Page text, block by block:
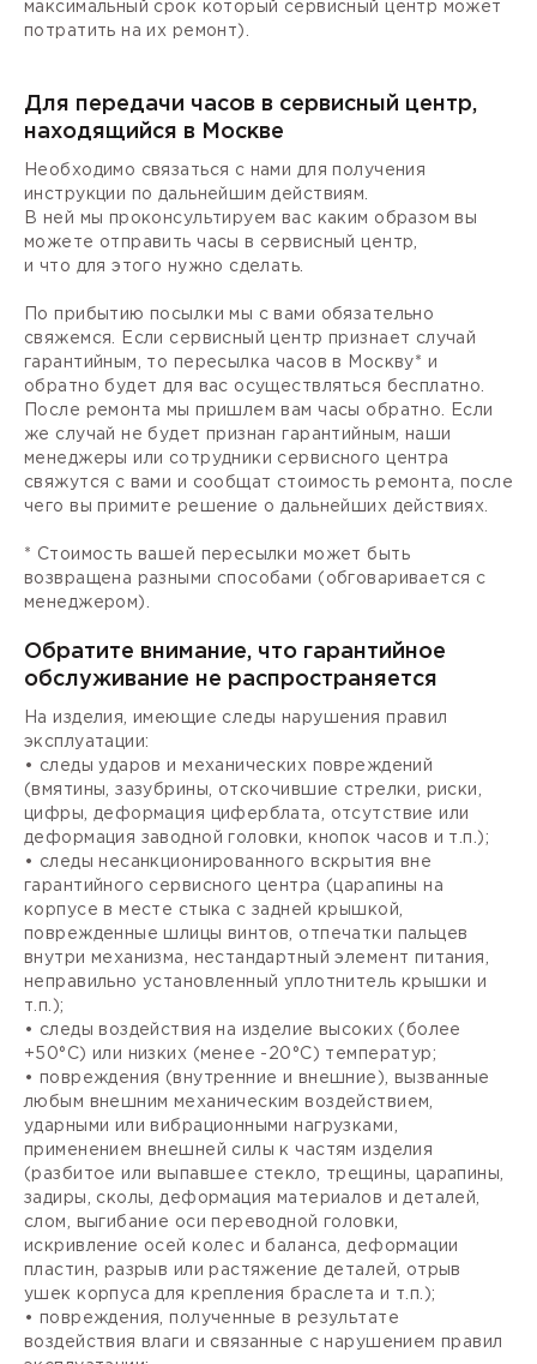
максимальный срок который сервисный центр может
потратить на их ремонт).
Для передачи часов в сервисный центр,
находящийся в Москве
Необходимо связаться с нами для получения
инструкции по дальнейшим действиям.
В ней мы проконсультируем вас каким образом вы
можете отправить часы в сервисный центр,
и что для этого нужно сделать.
По прибытию посылки мы с вами обязательно
свяжемся. Если сервисный центр признает случай
гарантийным, то пересылка часов в Москву* и
обратно будет для вас осуществляться бесплатно.
После ремонта мы пришлем вам часы обратно. Если
же случай не будет признан гарантийным, наши
менеджеры или сотрудники сервисного центра
свяжутся с вами и сообщат стоимость ремонта, после
чего вы примите решение о дальнейших действиях.
* Стоимость вашей пересылки может быть
возвращена разными способами (обговаривается с
менеджером).
Обратите внимание, что гарантийное
обслуживание не распространяется
На изделия, имеющие следы нарушения правил
эксплуатации:
• следы ударов и механических повреждений
(вмятины, зазубрины, отскочившие стрелки, риски,
цифры, деформация циферблата, отсутствие или
деформация заводной головки, кнопок часов и т.п.);
• следы несанкционированного вскрытия вне
гарантийного сервисного центра (царапины на
корпусе в месте стыка с задней крышкой,
поврежденные шлицы винтов, отпечатки пальцев
внутри механизма, нестандартный элемент питания,
неправильно установленный уплотнитель крышки и
т.п.);
• следы воздействия на изделие высоких (более
+50°С) или низких (менее -20°С) температур;
• повреждения (внутренние и внешние), вызванные
любым внешним механическим воздействием,
ударными или вибрационными нагрузками,
применением внешней силы к частям изделия
(разбитое или выпавшее стекло, трещины, царапины,
задиры, сколы, деформация материалов и деталей,
слом, выгибание оси переводной головки,
искривление осей колес и баланса, деформации
пластин, разрыв или растяжение деталей, отрыв
ушек корпуса для крепления браслета и т.п.);
• повреждения, полученные в результате
воздействия влаги и связанные с нарушением правил